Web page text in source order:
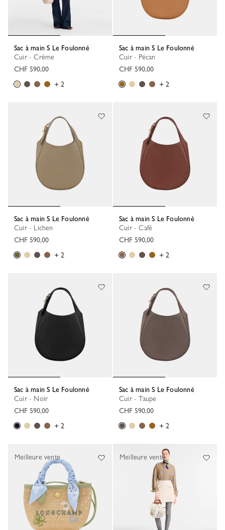
Sac à main S Le Foulonné
Cuir - Crème
CHF 590,00
+ 2
Sac à main S Le Foulonné
Cuir - Pécan
CHF 590,00
+ 2
Sac à main S Le Foulonné
Cuir - Lichen
CHF 590,00
+ 2
Sac à main S Le Foulonné
Cuir - Café
CHF 590,00
+ 2
Sac à main S Le Foulonné
Cuir - Noir
CHF 590,00
+ 2
Sac à main S Le Foulonné
Cuir - Taupe
CHF 590,00
+ 2
Meilleure vente Meilleure vente